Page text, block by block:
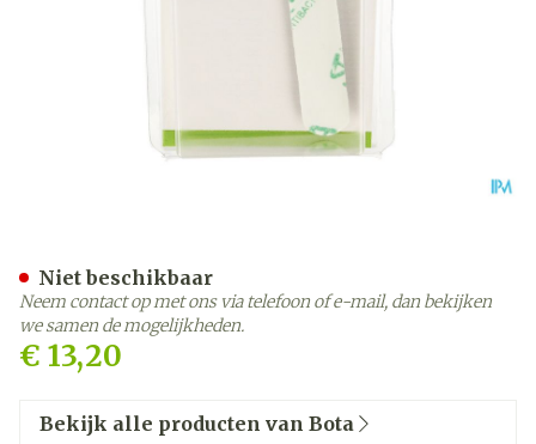
€ 13,20
Niet beschikbaar
Neem contact op met ons via telefoon of e-mail, dan bekijken
we samen de mogelijkheden.
Bekijk alle producten van Bota